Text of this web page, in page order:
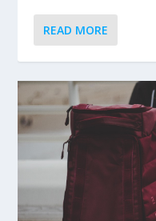
READ MORE